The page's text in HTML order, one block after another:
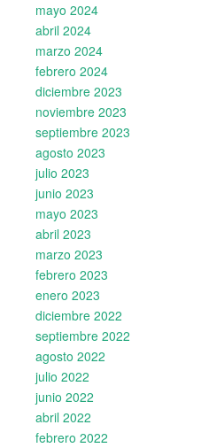
mayo 2024
abril 2024
marzo 2024
febrero 2024
diciembre 2023
noviembre 2023
septiembre 2023
agosto 2023
julio 2023
junio 2023
mayo 2023
abril 2023
marzo 2023
febrero 2023
enero 2023
diciembre 2022
septiembre 2022
agosto 2022
julio 2022
junio 2022
abril 2022
febrero 2022